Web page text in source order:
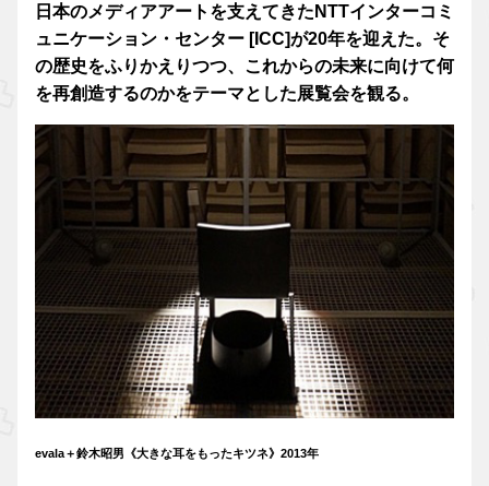
日本のメディアアートを支えてきたNTTインターコミ
ュニケーション・センター [ICC]が20年を迎えた。そ
の歴史をふりかえりつつ、これからの未来に向けて何
を再創造するのかをテーマとした展覧会を観る。
evala＋鈴木昭男《大きな耳をもったキツネ》2013年